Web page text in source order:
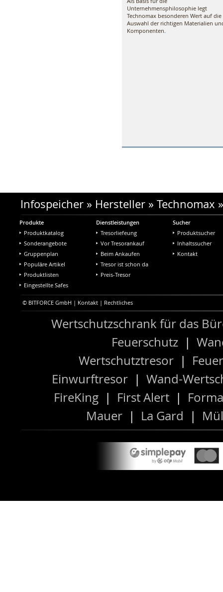
Unternehmensphilosophie legt
Technomax besonderen Wert auf die
Auswahl der richtigen Materialien
Komponenten.
Infospeicher» Hersteller» Technomax
Produkte
Produktkatalog
Sonderangebote
Gruppenplan
Populäre Artikel
Produktlisten
Eingestellte Safes
Dienstleistungen
Tresorliefeung
Vor Tresorankauf
Beim Ankaufen
Tresor ist schon da
Preis-Tresor
Sucher
Produktsucher
Inhaltssucher
Kontakt
© BITFORCE GmbH | Kontakt | Rechtliches
Wertschutzschrank für das
Feuerschutz |
Wertschutztresor|
Einwurftresor| Wand-
FireKing | First Alert |
Mauer | La Gard |